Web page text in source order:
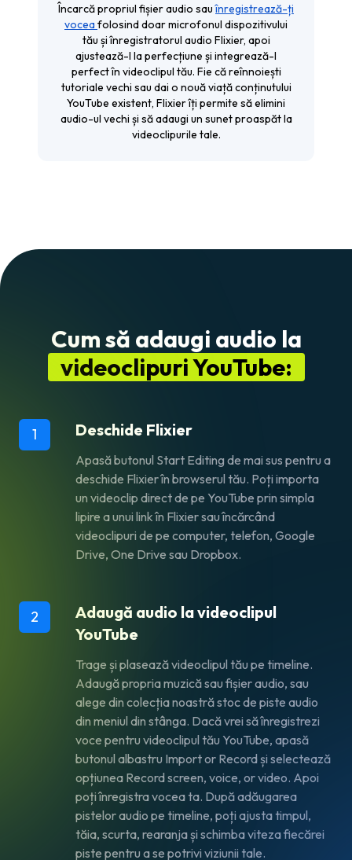
Încarcă propriul fișier audio sauînregistrează-ți
voceafolosind doar microfonul dispozitivului
tău și înregistratorul audio Flixier, apoi
ajustează-l la perfecțiune și integrează-l
perfect în videoclipul tău. Fie că reînnoiești
tutoriale vechi sau dai o nouă viață conținutului
YouTube existent, Flixier îți permite să elimini
audio-ul vechi și să adaugi un sunet proaspăt la
videoclipurile tale.
Cum să adaugi audio la
videoclipuri YouTube:
1 Deschide Flixier
Apasă butonul Start Editing de mai sus pentru a
deschide Flixier în browserul tău. Poți importa
un videoclip direct de pe YouTube prin simpla
lipire a unui link în Flixier sau încărcând
videoclipuri de pe computer, telefon, Google
Drive, One Drive sau Dropbox.
2
Adaugă audio la videoclipul
YouTube
Trage și plasează videoclipul tău pe timeline.
Adaugă propria muzică sau fișier audio, sau
alege din colecția noastră stoc de piste audio
din meniul din stânga. Dacă vrei să înregistrezi
voce pentru videoclipul tău YouTube, apasă
butonul albastru Import or Recordși selectează
opțiunea Record screen, voice, or video. Apoi
poți înregistra vocea ta. După adăugarea
pistelor audio pe timeline, poți ajusta timpul,
tăia, scurta, rearanja și schimba viteza fiecărei
piste pentru a se potrivi viziunii tale.